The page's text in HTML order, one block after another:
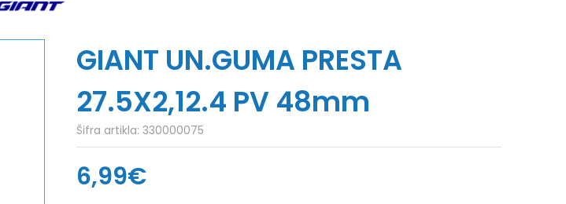
GIANT UN.GUMA PRESTA
27.5X2,12.4 PV 48mm
Šifra artikla:330000075
6,99€